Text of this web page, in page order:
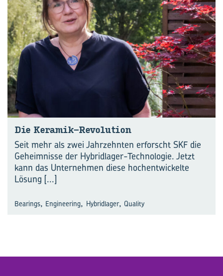
Die Keramik-​Revolution
Seit mehr als zwei Jahrzehnten erforscht SKF die
Geheimnisse der Hybridlager-Technologie. Jetzt
kann das Unternehmen diese hochentwickelte
Lösung [...]
Bearings, Engineering, Hybridlager, Quality